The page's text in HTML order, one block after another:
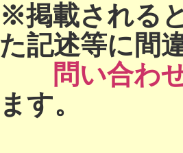
※掲載される
た記述等に間
問い合わ
ます。